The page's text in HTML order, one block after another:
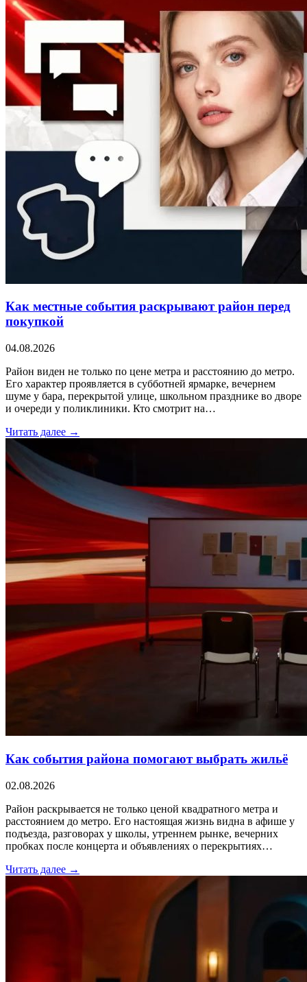
Как местные события раскрывают район перед
покупкой
04.08.2026
Район виден не только по цене метра и расстоянию до метро.
Его характер проявляется в субботней ярмарке, вечернем
шуме у бара, перекрытой улице, школьном празднике во дворе
и очереди у поликлиники. Кто смотрит на…
Читать далее →
Как события района помогают выбрать жильё
02.08.2026
Район раскрывается не только ценой квадратного метра и
расстоянием до метро. Его настоящая жизнь видна в афише у
подъезда, разговорах у школы, утреннем рынке, вечерних
пробках после концерта и объявлениях о перекрытиях…
Читать далее →